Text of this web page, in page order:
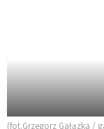
(fot.Grzegorz Gałązka /